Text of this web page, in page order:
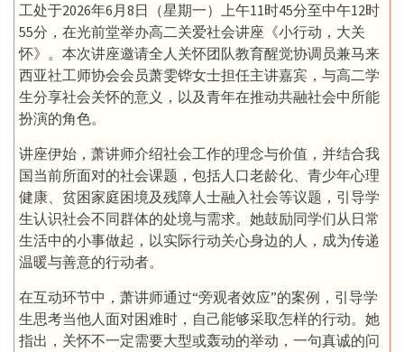
工处于2026年6月8日（星期一）上午11时45分至中午12时
55分，在光前堂举办高二关爱社会讲座《小行动，大关
怀》。本次讲座邀请全人关怀团队教育醒觉协调员兼马来
西亚社工师协会会员萧雯铧女士担任主讲嘉宾，与高二学
生分享社会关怀的意义，以及青年在推动共融社会中所能
扮演的角色。
讲座伊始，萧讲师介绍社会工作的理念与价值，并结合我
国当前所面对的社会课题，包括人口老龄化、青少年心理
健康、贫困家庭困境及残障人士融入社会等议题，引导学
生认识社会不同群体的处境与需求。她鼓励同学们从日常
生活中的小事做起，以实际行动关心身边的人，成为传递
温暖与善意的行动者。
在互动环节中，萧讲师通过“旁观者效应”的案例，引导学
生思考当他人面对困难时，自己能够采取怎样的行动。她
指出，关怀不一定需要大型或轰动的举动，一句真诚的问